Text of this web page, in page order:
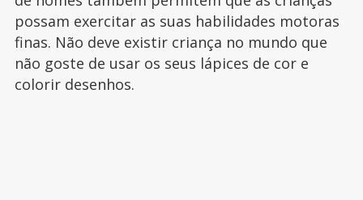
possam exercitar as suas habilidades motoras
finas. Não deve existir criança no mundo que
não goste de usar os seus lápices de cor e
colorir desenhos.